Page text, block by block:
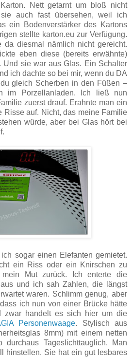
Nett getarnt um bloß nicht
auch fast übersehen, weil ich
ein Bodenverstärker des Kartons
stellte karton.eu zur Verfügung.
da diesmal nämlich nicht gereicht.
eben diese (bereits erwähnte)
Und sie war aus Glas. Ein Schalter
ich dachte so bei mir, wenn du DA
gleich Scherben in den Füßen –
im Porzellanladen. Ich ließ nun
zuerst drauf. Erahnte man ein
Risse auf. Nicht, das meine Familie
würde, aber bei Glas hört bei
sogar einen Elefanten gemietet.
ein Riss oder ein Knirschen zu
Mut zurück. Ich enterte die
und ich sah Zahlen, die längst
waren. Schlimm genug, aber
ich nun von einer Brücke hätte
zwar handelt es sich hier um die
Personenwaage. Stylisch aus
8mm) mit einem netten
durchaus Tageslichttauglich. Man
hinstellen. Sie hat ein gut lesbares